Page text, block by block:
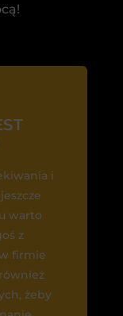
i
warto
z
firmie
żeby